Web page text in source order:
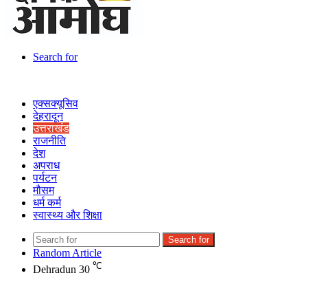
Search for
एक्सक्यूसिव
देहरादून
उत्तराखंड
राजनीति
देश
अपराध
पर्यटन
मौसम
धर्म कर्म
स्वास्थ्य और शिक्षा
Search for
Random Article
Dehradun 30 ℃